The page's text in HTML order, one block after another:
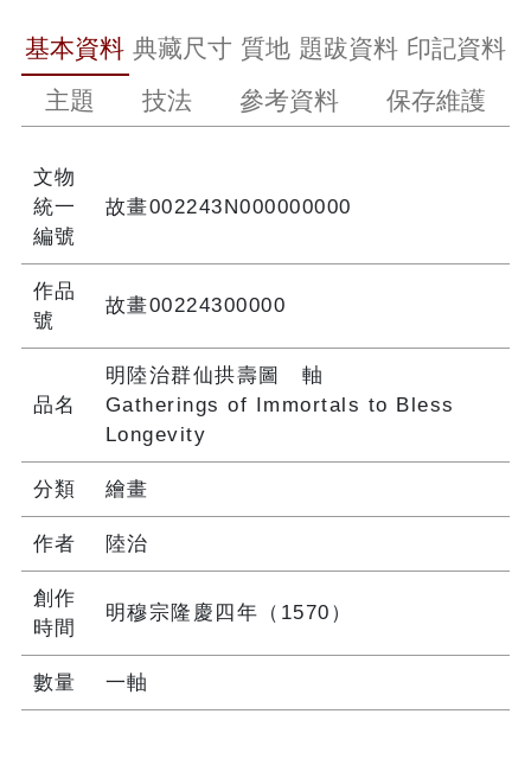
基本資料 典藏尺寸 質地 題跋資料 印記資料
主題
技法 參考資料 保存維護
文物
統一
編號
故畫002243N000000000
作品
號
故畫00224300000
品名
明陸治群仙拱壽圖 軸
Gatherings of Immortals to Bless
Longevity
分類 繪畫
作者 陸治
創作
時間
明穆宗隆慶四年（1570）
數量 一軸